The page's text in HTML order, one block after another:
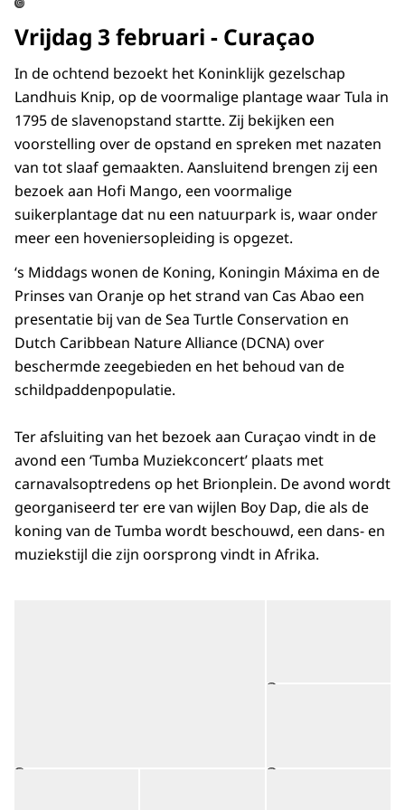
©
Vrijdag 3 februari - Curaçao
In de ochtend bezoekt het Koninklijk gezelschap
Landhuis Knip, op de voormalige plantage waar Tula in
1795 de slavenopstand startte. Zij bekijken een
voorstelling over de opstand en spreken met nazaten
van tot slaaf gemaakten. Aansluitend brengen zij een
bezoek aan Hofi Mango, een voormalige
suikerplantage dat nu een natuurpark is, waar onder
meer een hoveniersopleiding is opgezet.
‘s Middags wonen de Koning, Koningin Máxima en de
Prinses van Oranje op het strand van Cas Abao een
presentatie bij van deSea Turtle Conservation en
Dutch Caribbean Nature Alliance(DCNA) over
beschermde zeegebieden en het behoud van de
schildpaddenpopulatie.
Ter afsluiting van het bezoek aan Curaçao vindt in de
avond een ‘Tumba Muziekconcert’ plaats met
carnavalsoptredens op het Brionplein. De avond wordt
georganiseerd ter ere van wijlen Boy Dap, die als de
koning van de Tumba wordt beschouwd, een dans- en
muziekstijl die zijn oorsprong vindt in Afrika.
©
©
©
Open de galerij in vergrote weergave
Open de galerij in